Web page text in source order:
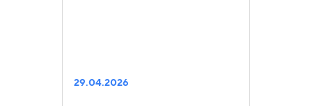
29.04.2026